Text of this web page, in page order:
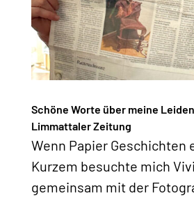
Schöne Worte über meine
Limmattaler Zeitung
Wenn Papier Geschichten
Kurzem besuchte mich
gemeinsam mit der